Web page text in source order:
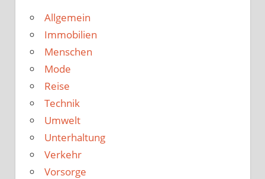
Allgemein
Immobilien
Menschen
Mode
Reise
Technik
Umwelt
Unterhaltung
Verkehr
Vorsorge